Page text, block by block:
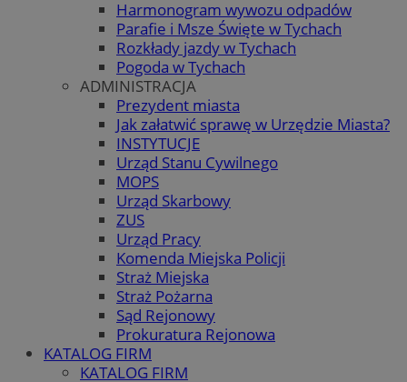
Harmonogram wywozu odpadów
Parafie i Msze Święte w Tychach
Rozkłady jazdy w Tychach
Pogoda w Tychach
ADMINISTRACJA
Prezydent miasta
Jak załatwić sprawę w Urzędzie Miasta?
INSTYTUCJE
Urząd Stanu Cywilnego
MOPS
Urząd Skarbowy
ZUS
Urząd Pracy
Komenda Miejska Policji
Straż Miejska
Straż Pożarna
Sąd Rejonowy
Prokuratura Rejonowa
KATALOG FIRM
KATALOG FIRM